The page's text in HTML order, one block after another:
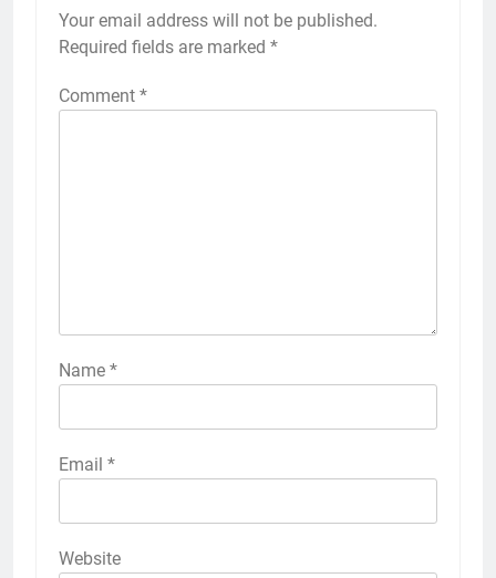
Your email address will not be published.
Required fields are marked *
Comment *
Name *
Email *
Website